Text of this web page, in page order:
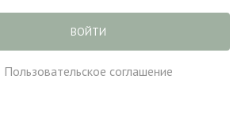
ВОЙТИ
Пользовательское соглашение